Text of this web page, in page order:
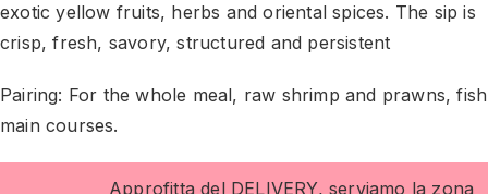
exotic yellow fruits, herbs and oriental spices. The sip is
crisp, fresh, savory, structured and persistent
Pairing: For the whole meal, raw shrimp and prawns, fish
main courses.
Approfitta del DELIVERY, serviamo la zona